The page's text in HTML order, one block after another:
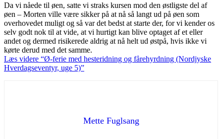
Da vi nåede til øen, satte vi straks kursen mod den østligste del af
øen – Morten ville være sikker på at nå så langt ud på øen som
overhovedet muligt og så var det bedst at starte der, for vi kender os
selv godt nok til at vide, at vi hurtigt kan blive optaget af et eller
andet og dermed risikerede aldrig at nå helt ud østpå, hvis ikke vi
kørte derud med det samme.
Læs videre “Ø-ferie med hesteridning og fårehyrdning (Nordjyske
Hverdagseventyr, uge 5)”
Mette Fuglsang